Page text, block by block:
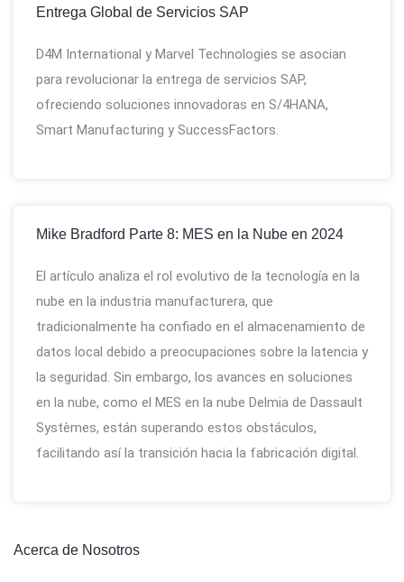
Entrega Global de Servicios SAP
D4M International y Marvel Technologies se asocian
para revolucionar la entrega de servicios SAP,
ofreciendo soluciones innovadoras en S/4HANA,
Smart Manufacturing y SuccessFactors.
Mike Bradford Parte 8: MES en la Nube en 2024
El artículo analiza el rol evolutivo de la tecnología en la
nube en la industria manufacturera, que
tradicionalmente ha confiado en el almacenamiento de
datos local debido a preocupaciones sobre la latencia y
la seguridad. Sin embargo, los avances en soluciones
en la nube, como el MES en la nube Delmia de Dassault
Systèmes, están superando estos obstáculos,
facilitando así la transición hacia la fabricación digital.
Acerca de Nosotros